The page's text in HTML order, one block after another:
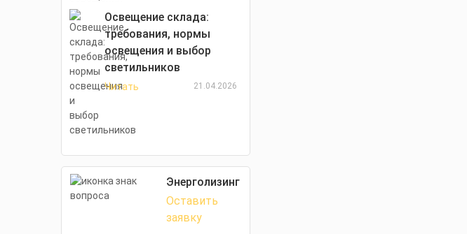
Освещение склада:
требования, нормы
освещения и выбор
светильников
Читать 21.04.2026
Энерголизинг
Оставить
заявку